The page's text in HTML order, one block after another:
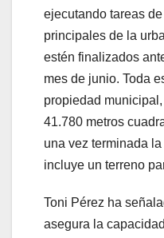
ejecutando tareas
principales de la
estén finalizados
mes de junio. Toda
propiedad
41.780 metros
una vez terminada
incluye un terreno
Toni Pérez ha
asegura la